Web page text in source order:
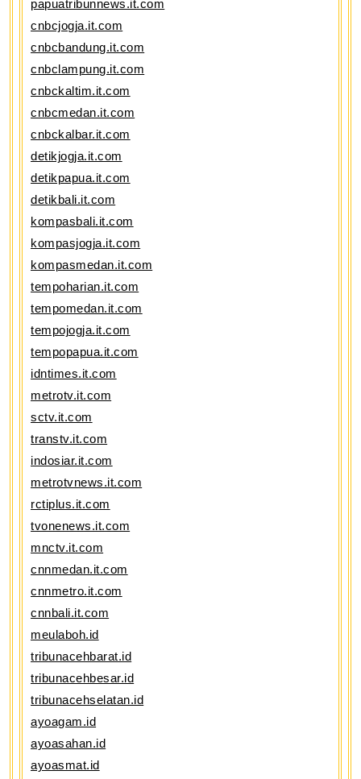
papuatribunnews.it.com
cnbcjogja.it.com
cnbcbandung.it.com
cnbclampung.it.com
cnbckaltim.it.com
cnbcmedan.it.com
cnbckalbar.it.com
detikjogja.it.com
detikpapua.it.com
detikbali.it.com
kompasbali.it.com
kompasjogja.it.com
kompasmedan.it.com
tempoharian.it.com
tempomedan.it.com
tempojogja.it.com
tempopapua.it.com
idntimes.it.com
metrotv.it.com
sctv.it.com
transtv.it.com
indosiar.it.com
metrotvnews.it.com
rctiplus.it.com
tvonenews.it.com
mnctv.it.com
cnnmedan.it.com
cnnmetro.it.com
cnnbali.it.com
meulaboh.id
tribunacehbarat.id
tribunacehbesar.id
tribunacehselatan.id
ayoagam.id
ayoasahan.id
ayoasmat.id